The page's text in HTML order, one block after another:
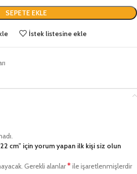
SEPETE EKLE
İstek listesine ekle
cm” için yorum yapan ilk kişi siz olun
Gerekli alanlar*ile işaretlenmişlerdir